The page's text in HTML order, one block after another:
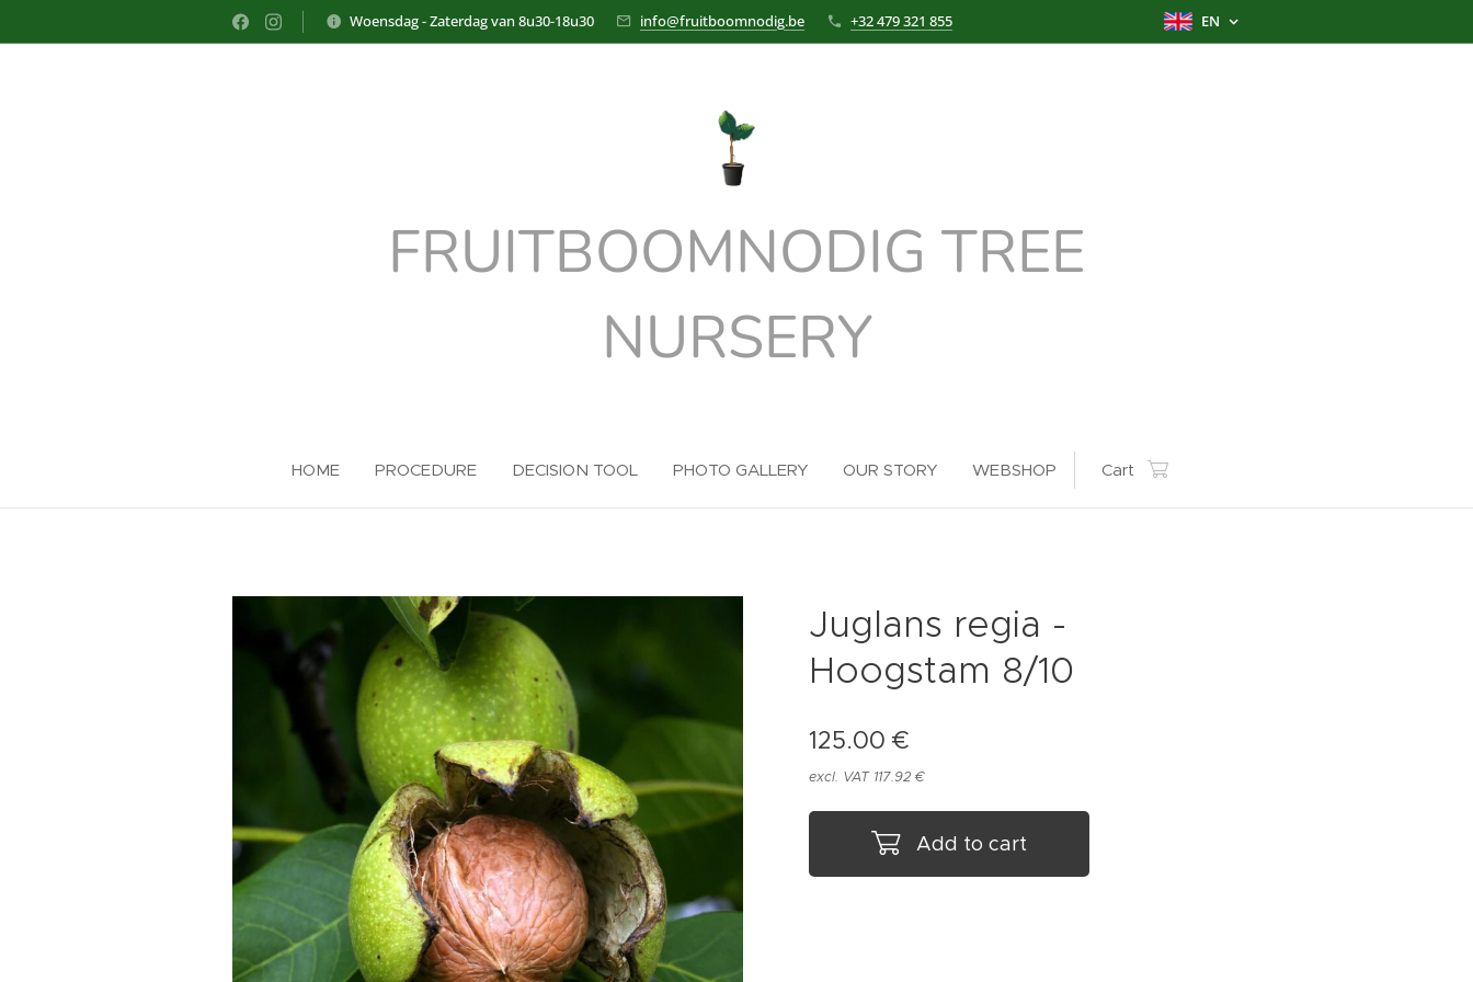
Woensdag - Zaterdag van 8u30-18u30 info@fruitboomnodig.be +32 479 321 855 EN
FRUITBOOMNODIG TREE
NURSERY
HOME PROCEDURE DECISION TOOL PHOTO GALLERY OUR STORY WEBSHOP Cart
Juglans regia -
Hoogstam 8/10
125.00 €
excl. VAT 117.92 €
Add to cart